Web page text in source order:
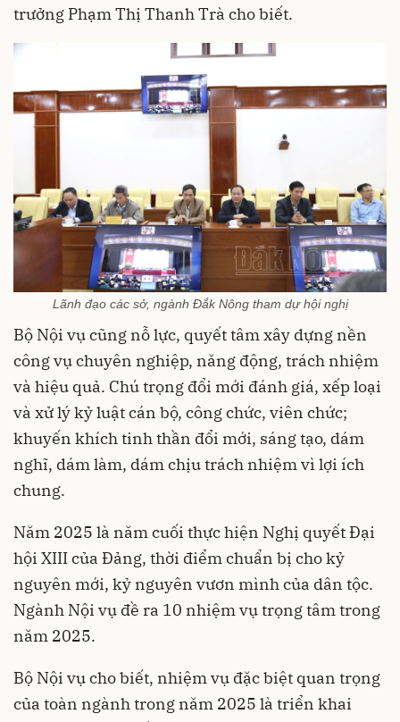
trưởng Phạm Thị Thanh Trà cho biết.
Lãnh đạo các sở, ngành Đắk Nông tham dự hội nghị
Bộ Nội vụ cũng nỗ lực, quyết tâm xây dựng nền
công vụ chuyên nghiệp, năng động, trách nhiệm
và hiệu quả. Chú trọng đổi mới đánh giá, xếp loại
và xử lý kỷ luật cán bộ, công chức, viên chức;
khuyến khích tinh thần đổi mới, sáng tạo, dám
nghĩ, dám làm, dám chịu trách nhiệm vì lợi ích
chung.
Năm 2025 là năm cuối thực hiện Nghị quyết Đại
hội XIII của Đảng, thời điểm chuẩn bị cho kỷ
nguyên mới, kỷ nguyên vươn mình của dân tộc.
Ngành Nội vụ đề ra 10 nhiệm vụ trọng tâm trong
năm 2025.
Bộ Nội vụ cho biết, nhiệm vụ đặc biệt quan trọng
của toàn ngành trong năm 2025 là triển khai